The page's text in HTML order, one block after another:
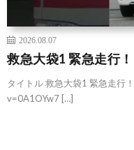
2026.08.07
救急大袋1 緊急走行！
タイトル 救急大袋1 緊急走行
v=0A1OYw7 […]